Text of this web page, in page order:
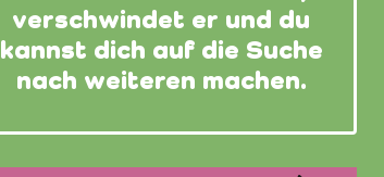
verschwindet er und du
kannst dich auf die Suche
nach weiteren machen.